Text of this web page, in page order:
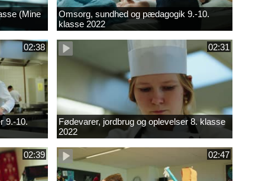
(Mine
Omsorg, sundhed og pædagogik 9.-10.
klasse 2022
02:38
9.-10.
02:31
Fødevarer, jordbrug og oplevelser 8. klasse
2022
02:39 02:47